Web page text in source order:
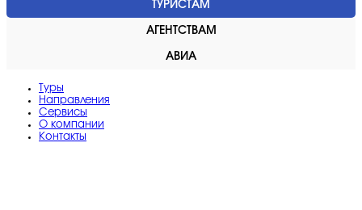
ТУРИСТАМ
АГЕНТСТВАМ
АВИА
Туры
Направления
Сервисы
O компании
Контакты